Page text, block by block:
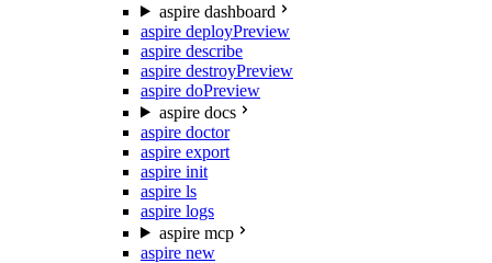
aspire dashboard
aspire deployPreview
aspire describe
aspire destroyPreview
aspire doPreview
aspire docs
aspire doctor
aspire export
aspire init
aspire ls
aspire logs
aspire mcp
aspire new